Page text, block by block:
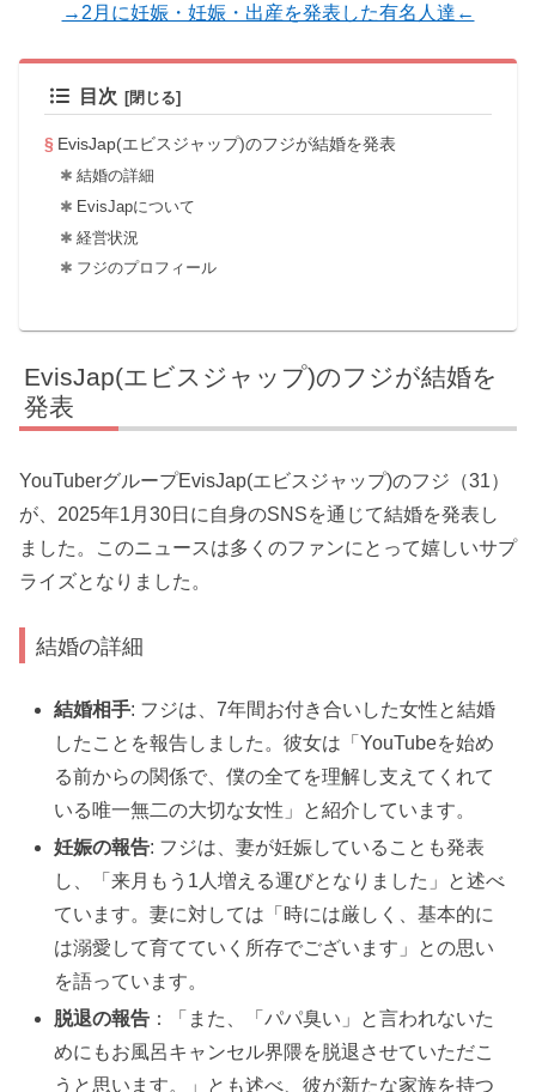
→2月に妊娠・妊娠・出産を発表した有名人達←
目次
EvisJap(エビスジャップ)のフジが結婚を発表
結婚の詳細
EvisJapについて
経営状況
フジのプロフィール
EvisJap(エビスジャップ)のフジが結婚を
発表
YouTuberグループEvisJap(エビスジャップ)のフジ（31）
が、2025年1月30日に自身のSNSを通じて結婚を発表し
ました。このニュースは多くのファンにとって嬉しいサプ
ライズとなりました。
結婚の詳細
結婚相手: フジは、7年間お付き合いした女性と結婚
したことを報告しました。彼女は「YouTubeを始め
る前からの関係で、僕の全てを理解し支えてくれて
いる唯一無二の大切な女性」と紹介しています。
妊娠の報告: フジは、妻が妊娠していることも発表
し、「来月もう1人増える運びとなりました」と述べ
ています。妻に対しては「時には厳しく、基本的に
は溺愛して育てていく所存でございます」との思い
を語っています。
脱退の報告 ：「また、「パパ臭い」と言われないた
めにもお風呂キャンセル界隈を脱退させていただこ
うと思います。」とも述べ、彼が新たな家族を持つ